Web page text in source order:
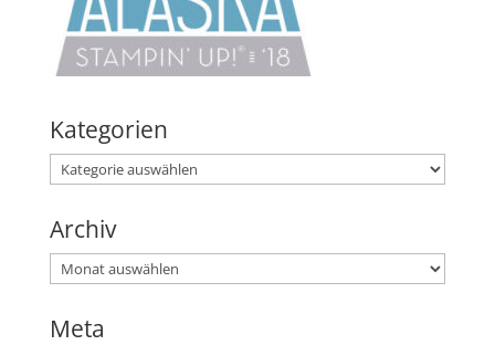
Kategorien
Kategorien
Archiv
Archiv
Meta